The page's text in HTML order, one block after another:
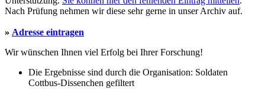
Nach Prüfung nehmen wir diese sehr gerne in unser Archiv auf.
» Adresse eintragen
Wir wünschen Ihnen viel Erfolg bei Ihrer Forschung!
Die Ergebnisse sind durch die Organisation: Soldaten
Cottbus-Dissenchen gefiltert